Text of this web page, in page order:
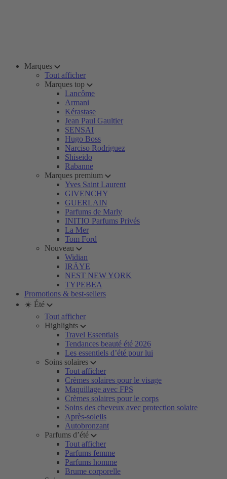
Marques
Tout afficher
Marques top
Lancôme
Armani
Kérastase
Jean Paul Gaultier
SENSAI
Hugo Boss
Narciso Rodriguez
Shiseido
Rabanne
Marques premium
Yves Saint Laurent
GIVENCHY
GUERLAIN
Parfums de Marly
INITIO Parfums Privés
La Mer
Tom Ford
Nouveau
Widian
IRÄYE
NEST NEW YORK
TYPEBEA
Promotions & best-sellers
☀️ Été
Tout afficher
Highlights
Travel Essentials
Tendances beauté été 2026
Les essentiels d’été pour lui
Soins solaires
Tout afficher
Crèmes solaires pour le visage
Maquillage avec FPS
Crèmes solaires pour le corps
Soins des cheveux avec protection solaire
Après-soleils
Autobronzant
Parfums d’été
Tout afficher
Parfums femme
Parfums homme
Brume corporelle